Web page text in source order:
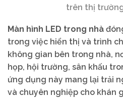
trên thị
Màn hình LED trong nhà
trong việc hiển thị và trình
không gian bên trong nhà,
họp, hội trường, sân khấu
ứng dụng này mang lại trải
và chuyên nghiệp cho khán